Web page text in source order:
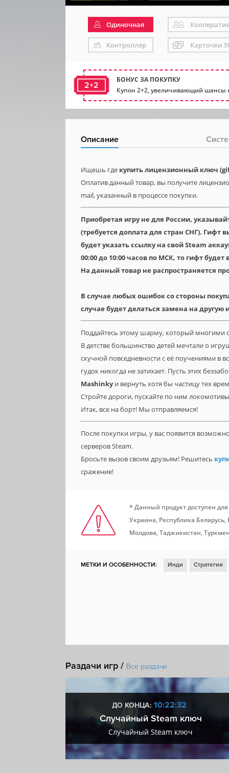
Одиночная
Контроллер Карточки
2+2
БОНУС ЗА ПОКУПКУ
Купон 2+2, увеличивающий шансы
Описание
Ищешь где купить лицензионный ключ
Оплатив данный товар, вы получите
mail, указанный в процессе покупки.
Приобретая игру не для России,
(требуется доплата для стран СНГ).
будет указать ссылку на свой Steam
00:00 до 10:00 часов по МСК, то гифт
На данный товар не распространяется
В случае любых ошибок со стороны
случае будет делаться замена на другую
Поддайтесь этому шарму, который многими
В детстве большинство детей мечтали о
скучной повседневности с её поучениями в
гудок никогда не затихает. Пусть этих
Mashinkyи вернуть хотя бы частицу тех
Стройте дороги, пускайте по ним
Итак, все на борт! Мы отправляемся!
После покупки игры, у вас появится
серверов Steam.
Бросьте вызов своим друзьям! Решитесь
сражение!
* Данный продукт доступен
Украина, Республика
Молдова, Таджикистан,
МЕТКИ И ОСОБЕННОСТИ: Инди Стратегия
Раздачи игр / Все раздачи
ДО КОНЦА: 10:22:31
Случайный Steam ключ
Случайный Steam ключ